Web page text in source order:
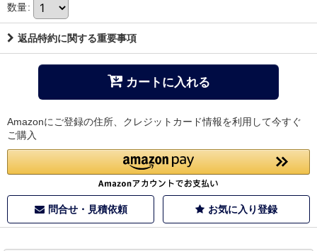
数量:
返品特約に関する重要事項
カートに入れる
Amazonにご登録の住所、クレジットカード情報を利用して今すぐ
ご購入
問合せ・見積依頼 お気に入り登録